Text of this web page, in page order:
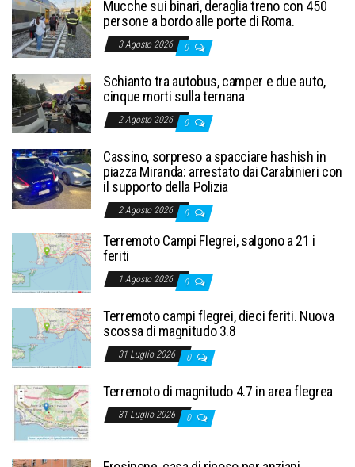
Mucche sui binari, deraglia treno con 450
persone a bordo alle porte di Roma.
3 Agosto 2026 0
Schianto tra autobus, camper e due auto,
cinque morti sulla ternana
2 Agosto 2026 0
Cassino, sorpreso a spacciare hashish in
piazza Miranda: arrestato dai Carabinieri con
il supporto della Polizia
2 Agosto 2026 0
Terremoto Campi Flegrei, salgono a 21 i
feriti
1 Agosto 2026 0
Terremoto campi flegrei, dieci feriti. Nuova
scossa di magnitudo 3.8
31 Luglio 2026 0
Terremoto di magnitudo 4.7 in area flegrea
31 Luglio 2026 0